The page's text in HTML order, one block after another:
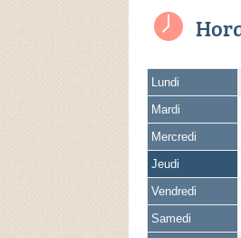
Lundi
Mardi
Mercredi
Jeudi
Vendredi
Samedi